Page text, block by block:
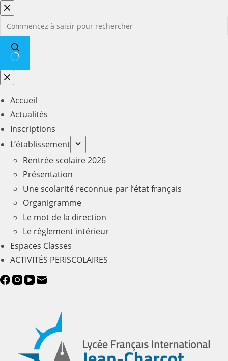
Passer
au
contenu
Aucun
résultat
Accueil
Actualités
Inscriptions
L’établissement
Rentrée scolaire 2026
Présentation
Une scolarité reconnue par l’état français
Organigramme
Le mot de la direction
Le règlement intérieur
Espaces Classes
ACTIVITÉS PERISCOLAIRES